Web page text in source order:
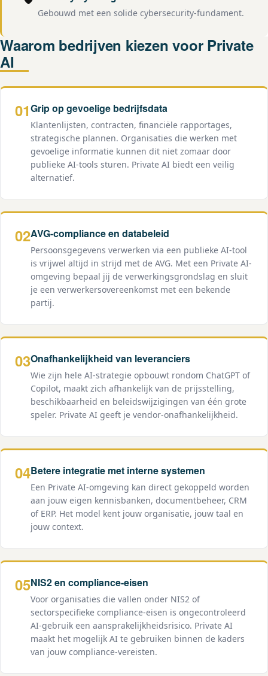
Gebouwd met een solide cybersecurity-fundament.
Waarom bedrijven kiezen voor Private
AI
01Grip op gevoelige bedrijfsdata
Klantenlijsten, contracten, financiële rapportages,
strategische plannen. Organisaties die werken met
gevoelige informatie kunnen dit niet zomaar door
publieke AI-tools sturen. Private AI biedt een veilig
alternatief.
02AVG-compliance en databeleid
Persoonsgegevens verwerken via een publieke AI-tool
is vrijwel altijd in strijd met de AVG. Met een Private AI-
omgeving bepaal jij de verwerkingsgrondslag en sluit
je een verwerkersovereenkomst met een bekende
partij.
03Onafhankelijkheid van leveranciers
Wie zijn hele AI-strategie opbouwt rondom ChatGPT of
Copilot, maakt zich afhankelijk van de prijsstelling,
beschikbaarheid en beleidswijzigingen van één grote
speler. Private AI geeft je vendor-onafhankelijkheid.
04Betere integratie met interne systemen
Een Private AI-omgeving kan direct gekoppeld worden
aan jouw eigen kennisbanken, documentbeheer, CRM
of ERP. Het model kent jouw organisatie, jouw taal en
jouw context.
05NIS2 en compliance-eisen
Voor organisaties die vallen onder NIS2 of
sectorspecifieke compliance-eisen is ongecontroleerd
AI-gebruik een aansprakelijkheidsrisico. Private AI
maakt het mogelijk AI te gebruiken binnen de kaders
van jouw compliance-vereisten.